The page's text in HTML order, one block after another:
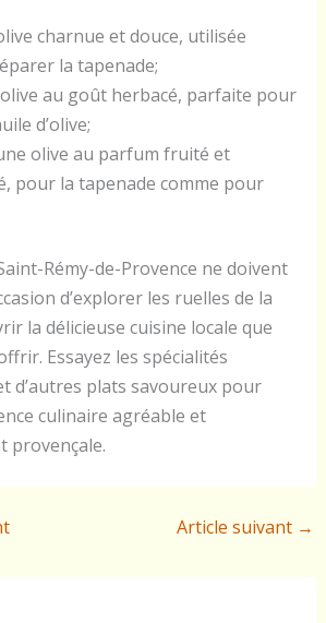
charnue et douce, utilisée
la tapenade;
olive au goût herbacé, parfaite pour
d’olive;
olive au parfum fruité et
pour la tapenade comme pour
Rémy-de-Provence ne doivent
d’explorer les ruelles de la
la délicieuse cuisine locale que
Essayez les spécialités
d’autres plats savoureux pour
culinaire agréable et
provençale.
Article suivant →